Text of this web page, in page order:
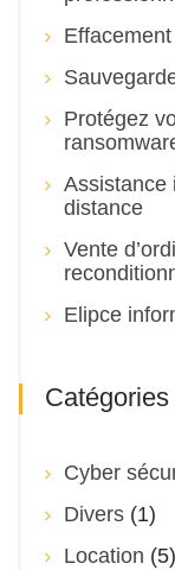
Protégez
Assistance
distance
Vente
Elipce
Cyber
Divers (1)
Location (5)